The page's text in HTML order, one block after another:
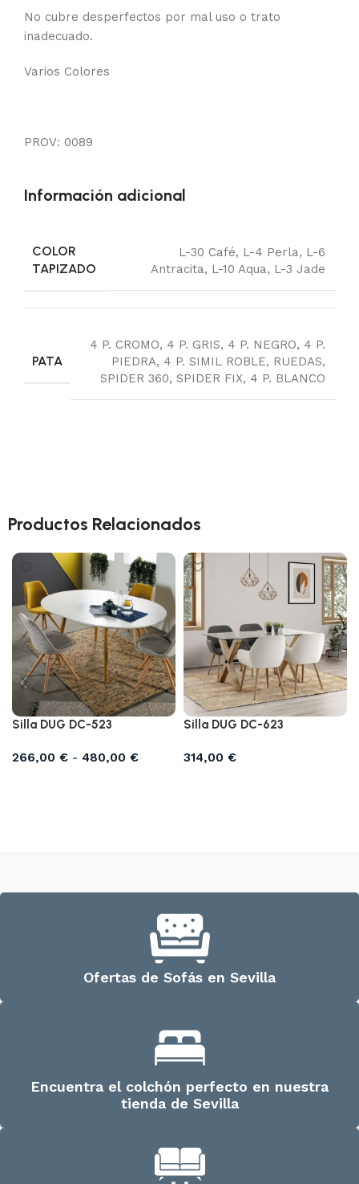
No cubre desperfectos por mal uso o trato
inadecuado.
Varios Colores
PROV: 0089
Información adicional
COLOR
TAPIZADO
L-30 Café, L-4 Perla, L-6
Antracita, L-10 Aqua, L-3 Jade
PATA
4 P. CROMO, 4 P. GRIS, 4 P. NEGRO, 4 P.
PIEDRA, 4 P. SIMIL ROBLE, RUEDAS,
SPIDER 360, SPIDER FIX, 4 P. BLANCO
Productos Relacionados
Silla DUG DC-523
266,00 € - 480,00 €
Silla DUG DC-623
314,00 €
Ofertas de Sofás en Sevilla
Encuentra el colchón perfecto en nuestra
tienda de Sevilla